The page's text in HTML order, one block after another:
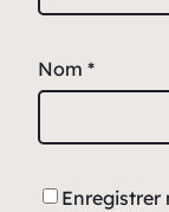
Nom *
Enregistrer